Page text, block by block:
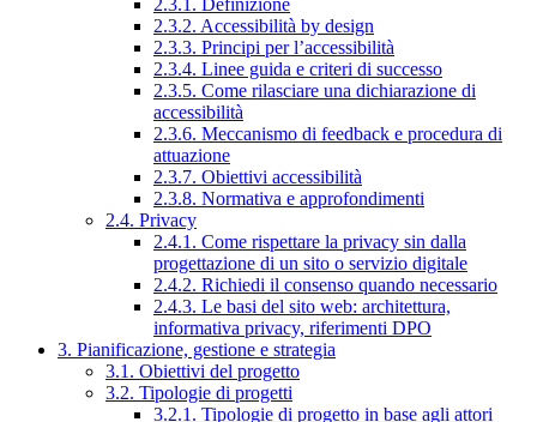
2.3.1. Definizione
2.3.2. Accessibilità by design
2.3.3. Principi per l’accessibilità
2.3.4. Linee guida e criteri di successo
2.3.5. Come rilasciare una dichiarazione di
accessibilità
2.3.6. Meccanismo di feedback e procedura di
attuazione
2.3.7. Obiettivi accessibilità
2.3.8. Normativa e approfondimenti
2.4. Privacy
2.4.1. Come rispettare la privacy sin dalla
progettazione di un sito o servizio digitale
2.4.2. Richiedi il consenso quando necessario
2.4.3. Le basi del sito web: architettura,
informativa privacy, riferimenti DPO
3. Pianificazione, gestione e strategia
3.1. Obiettivi del progetto
3.2. Tipologie di progetti
3.2.1. Tipologie di progetto in base agli attori